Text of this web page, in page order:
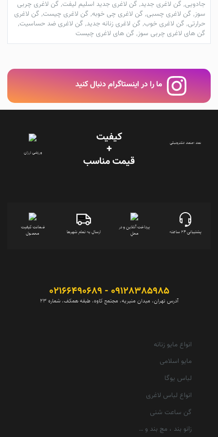
جادویی, گن لاغری جدید, گن لاغری جدید اسلیم لیفت, گن لاغری چربی
سوز, گن لاغری چسبی, گن لاغری چی خوبه, گن لاغری چیست, گن لاغری
حرارتی, گن لاغری خوب, گن لاغری زنانه جدید, گن لاغری ضد حساسیت,
گن های لاغری چربی سوز, گن های لاغری چیست
ما را در اینستاگرام دنبال کنید
نماد اعتماد الکترونیکی کیفیت
+
قیمت‌ مناسب
ورزشی ارزان
پشتیبانی 24 ساعته
پرداخت آنلاین و در
محل
ارسال به تمام شهرها
ضمانت کیفیت
محصول
09128385985 - 02166490689
آدرس تهران، میدان منیریه، مجتمع کاوه، طبقه همکف، شماره 23
انواع مایو زنانه
مایو اسلامی
لباس یوگا
انواع لباس لاغری
گن ساعت شنی
زانو بند ، مچ بند و …